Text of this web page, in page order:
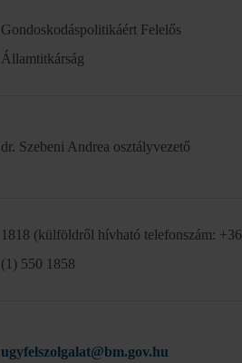
Gondoskodáspolitikáért Felelős
Államtitkárság
dr. Szebeni Andrea osztályvezető
1818 (külföldről hívható telefonszám: +36
(1) 550 1858
ugyfelszolgalat@bm.gov.hu